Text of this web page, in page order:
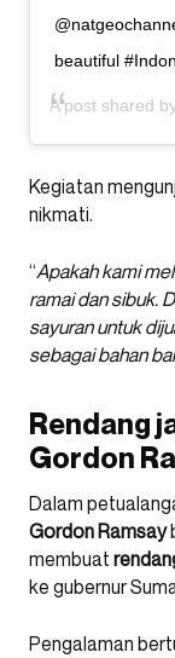
beautiful
A post shared
Kegiatan
nikmati.
“Apakah kami
ramai dan sibuk.
sayuran untuk
sebagai bahan
Rendang
Gordon
Dalam
Gordon Ramsay
membuat
ke gubernur
Pengalaman